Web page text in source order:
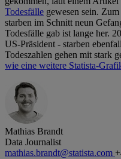
Todesfälle gewesen sein.
starben im Schnitt neun
Todesfälle gab ist lange her.
US-Präsident - starben
Todeszahlen gehen mit stark
wie eine weitere Statista-
Mathias Brandt
Data Journalist
mathias.brandt@statista.com